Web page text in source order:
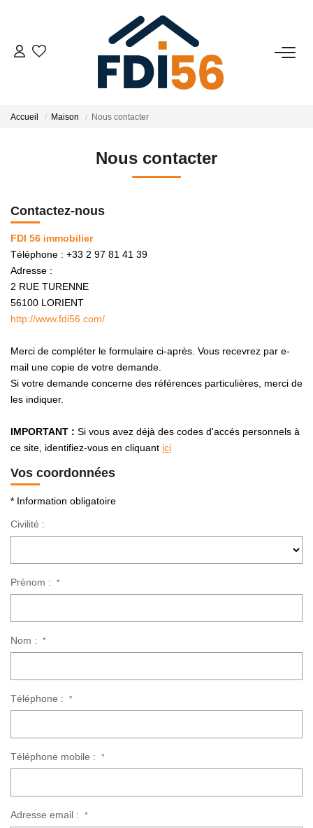
02 97 81 41 39
VENTES
Présentation
Notre Équipe
Recrutement
Nos Actualités
Avis Clients Google
Avis Clients Meilleurs Agents
Accueil Maison Nous contacter
Nous contacter
Contactez-nous
FDI 56 immobilier
Téléphone : +33 2 97 81 41 39
Adresse :
2 RUE TURENNE
56100 LORIENT
http://www.fdi56.com/
Merci de compléter le formulaire ci-après. Vous recevrez par e-
mail une copie de votre demande.
Si votre demande concerne des références particulières, merci de
les indiquer.
IMPORTANT : Si vous avez déjà des codes d'accés personnels à
ce site, identifiez-vous en cliquant ici
Vos coordonnées
* Information obligatoire
Civilité :
Prénom : *
Nom : *
Téléphone : *
Téléphone mobile : *
Adresse email : *